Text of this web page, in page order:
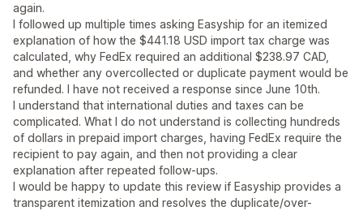
again.
I followed up multiple times asking Easyship for an itemized
explanation of how the $441.18 USD import tax charge was
calculated, why FedEx required an additional $238.97 CAD,
and whether any overcollected or duplicate payment would be
refunded. I have not received a response since June 10th.
I understand that international duties and taxes can be
complicated. What I do not understand is collecting hundreds
of dollars in prepaid import charges, having FedEx require the
recipient to pay again, and then not providing a clear
explanation after repeated follow-ups.
I would be happy to update this review if Easyship provides a
transparent itemization and resolves the duplicate/over-